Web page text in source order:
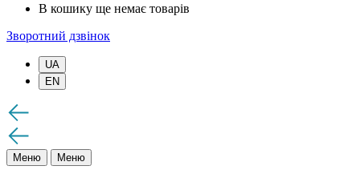
В кошику ще немає товарів
Зворотний дзвінок
UA
EN
Меню Меню